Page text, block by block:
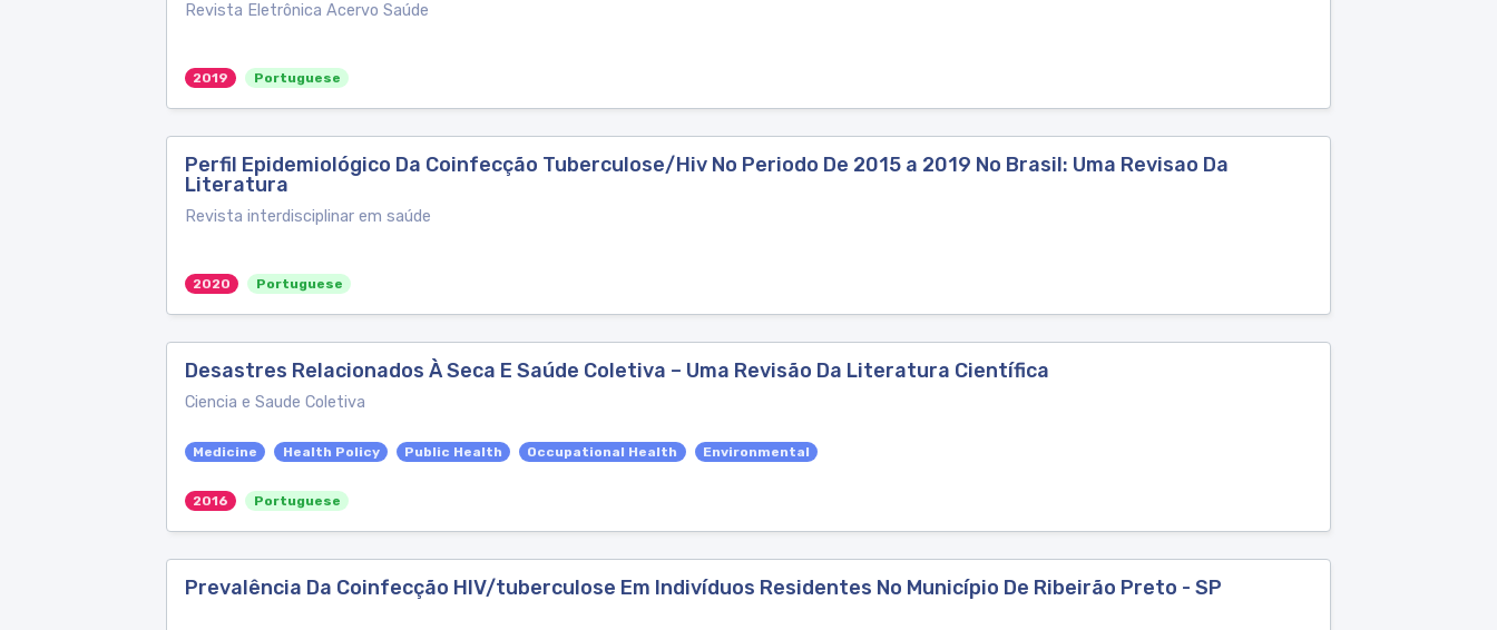
Revista Eletrônica Acervo Saúde
2019 Portuguese
Perfil Epidemiológico Da Coinfecção Tuberculose/Hiv No Periodo De 2015 a 2019 No Brasil: Uma Revisao Da
Literatura
Revista interdisciplinar em saúde
2020 Portuguese
Desastres Relacionados À Seca E Saúde Coletiva – Uma Revisão Da Literatura Científica
Ciencia e Saude Coletiva
Medicine Health Policy Public Health Occupational Health Environmental
2016 Portuguese
Prevalência Da Coinfecção HIV/tuberculose Em Indivíduos Residentes No Município De Ribeirão Preto - SP